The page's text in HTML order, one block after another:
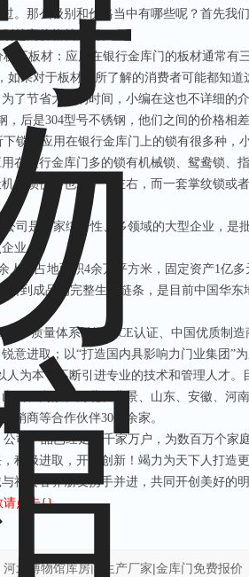
。那么级别和价格当中有哪些呢？首先我
越高价格就越高。
下板材：应用在银行金库门的板材通常有
如果对于板材有所了解的消费者可能都知
了节省大家的时间，小编在这也不详细的
，后是304型号不锈钢，他们之间的价格相
锁：应用在银行金库门上的锁有很多种，
在银行金库门多的锁有机械锁、鸳鸯锁、
械锁价格也就一千左右，而一套掌纹锁或
司是一家综合性、多领域的大型企业，是
业。
人，占地面积4余万平方米，固定资产1亿多
料到成品的完整生产链条，是目前中国华
质量体系认证、 CE认证、中国优质制
意进取；以“打造国内具影响力门业集团 ”
人为本，不断引进专业的技术和管理人才。
西、内蒙、河北、背景、山东、安徽、河
销商等合作伙伴3000
余家。
司产品已经走进千家万户，为数百万个家
积极进取，开拓创新！竭力为天下人打造
社会各界朋友携手并进，共同开创美好的明
请点击{}